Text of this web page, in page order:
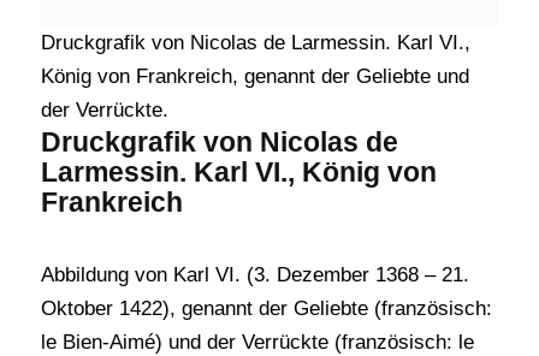
Druckgrafik von Nicolas de Larmessin. Karl VI.,
König von Frankreich, genannt der Geliebte und
der Verrückte.
Druckgrafik von Nicolas de
Larmessin. Karl VI., König von
Frankreich
Abbildung von Karl VI. (3. Dezember 1368 – 21.
Oktober 1422), genannt der Geliebte (französisch:
le Bien-Aimé) und der Verrückte (französisch: le